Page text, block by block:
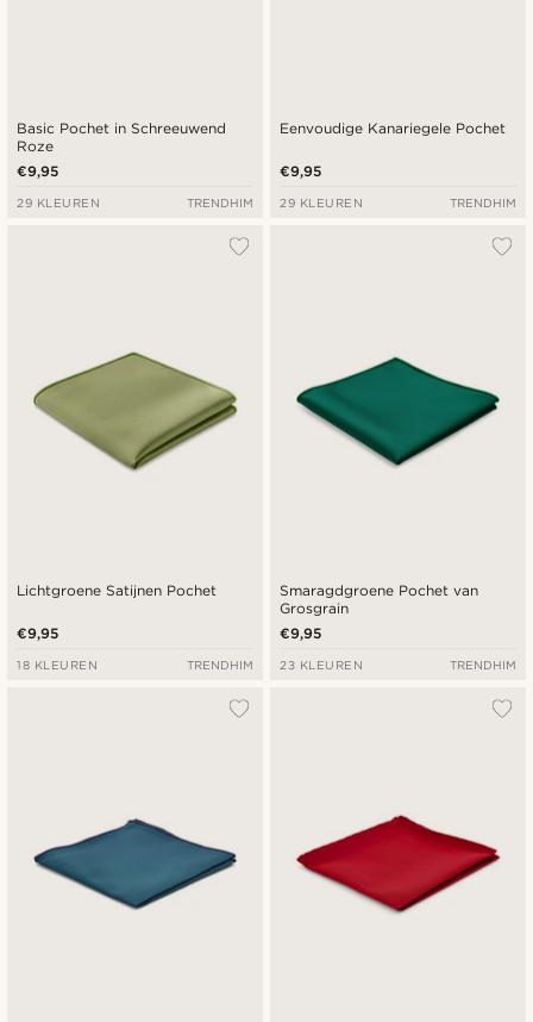
Basic Pochet in Schreeuwend
Roze
€9,95
29 KLEUREN TRENDHIM
Eenvoudige Kanariegele Pochet
€9,95
29 KLEUREN TRENDHIM
Lichtgroene Satijnen Pochet
€9,95
18 KLEUREN TRENDHIM
Smaragdgroene Pochet van
Grosgrain
€9,95
23 KLEUREN TRENDHIM